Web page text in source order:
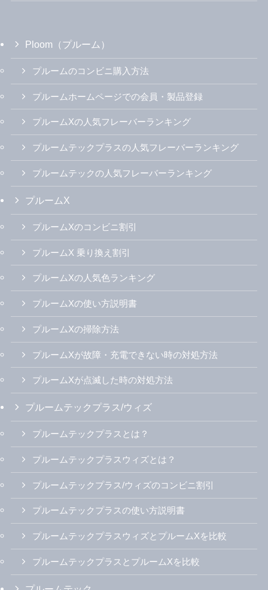
Ploom（プルーム）
プルームのコンビニ購入方法
プルームホームページでの会員・製品登録
プルームXの人気フレーバーランキング
プルームテックプラスの人気フレーバーランキング
プルームテックの人気フレーバーランキング
プルームX
プルームXのコンビニ割引
プルームX 乗り換え割引
プルームXの人気色ランキング
プルームXの使い方説明書
プルームXの掃除方法
プルームXが故障・充電できない時の対処方法
プルームXが点滅した時の対処方法
プルームテックプラス/ウィズ
プルームテックプラスとは？
プルームテックプラスウィズとは？
プルームテックプラス/ウィズのコンビニ割引
プルームテックプラスの使い方説明書
プルームテックプラスウィズとプルームXを比較
プルームテックプラスとプルームXを比較